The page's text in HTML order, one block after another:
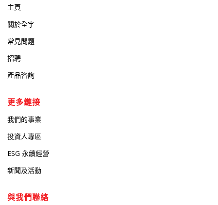
主頁
關於全宇
常見問題
招聘
產品咨詢
更多鏈接
我們的事業
投資人專區
ESG 永續經營
新聞及活動
與我們聯絡